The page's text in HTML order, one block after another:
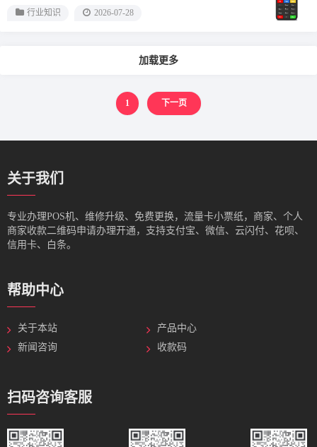
行业知识 2026-07-28
加载更多
1 下一页
关于我们
专业办理POS机、维修升级、免费更换，流量卡小票纸，商家、个人
商家收款二维码申请办理开通，支持支付宝、微信、云闪付、花呗、
信用卡、白条。
帮助中心
关于本站
产品中心
新闻咨询
收款码
扫码咨询客服